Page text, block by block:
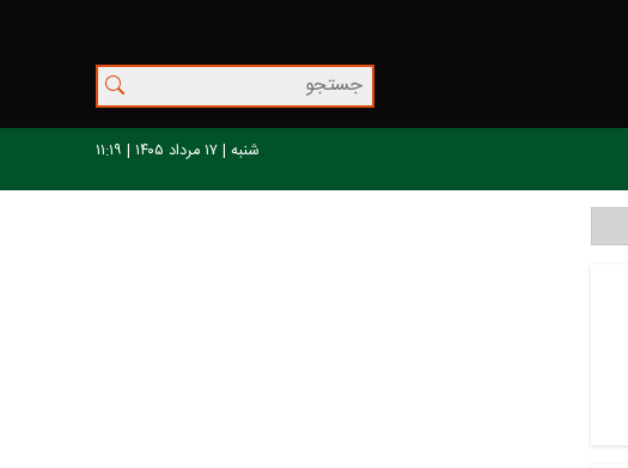
شنبه | ۱۷ مرداد ۱۴۰۵ | ۱۱:۱۹